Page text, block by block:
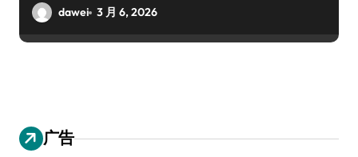
dawei 3 月 6, 2026
广告